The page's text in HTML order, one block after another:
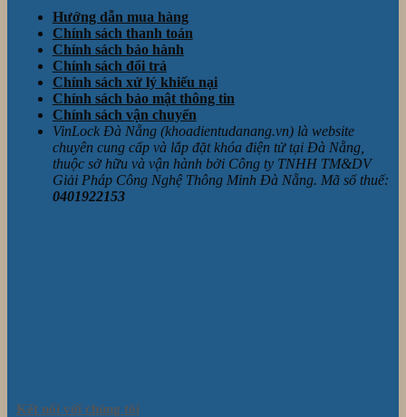
Hướng dẫn mua hàng
Chính sách thanh toán
Chính sách bảo hành
Chính sách đổi trả
Chính sách xử lý khiếu nại
Chính sách bảo mật thông tin
Chính sách vận chuyển
VinLock Đà Nẵng (khoadientudanang.vn) là website
chuyên cung cấp và lắp đặt khóa điện tử tại Đà Nẵng,
thuộc sở hữu và vận hành bởi Công ty TNHH TM&DV
Giải Pháp Công Nghệ Thông Minh Đà Nẵng. Mã số thuế:
0401922153
Kết nối với chúng tôi